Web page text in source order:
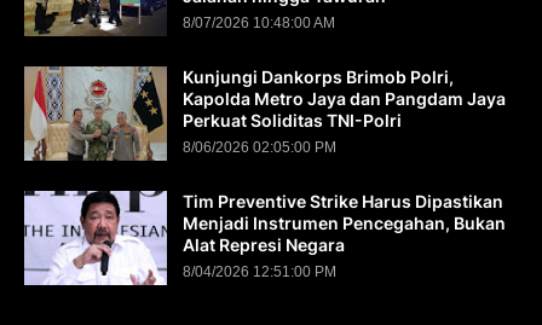
8/07/2026 10:48:00 AM
Kunjungi Dankorps Brimob Polri,
Kapolda Metro Jaya dan Pangdam Jaya
Perkuat Soliditas TNI-Polri
8/06/2026 02:05:00 PM
Tim Preventive Strike Harus Dipastikan
Menjadi Instrumen Pencegahan, Bukan
Alat Represi Negara
8/04/2026 12:51:00 PM